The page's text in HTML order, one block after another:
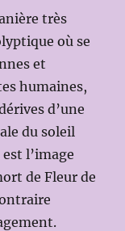
très
où se
et
humaines,
d’une
du soleil
l’image
de Fleur de